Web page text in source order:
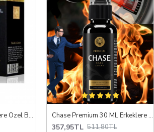
Titan Gel Gold Erkeklere Özel Bakım Jeli Chase Premium 30 ML Erkeklere Özel Uzun Deneyim Spreyi
357,95TL 511,80TL